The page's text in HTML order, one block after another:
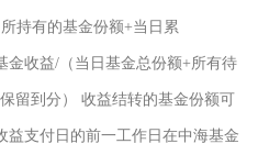
日所持有的基金份额+当日累
益/（当日基金总份额+所有待
收益结转的基金份额可
前一工作日在中海基金